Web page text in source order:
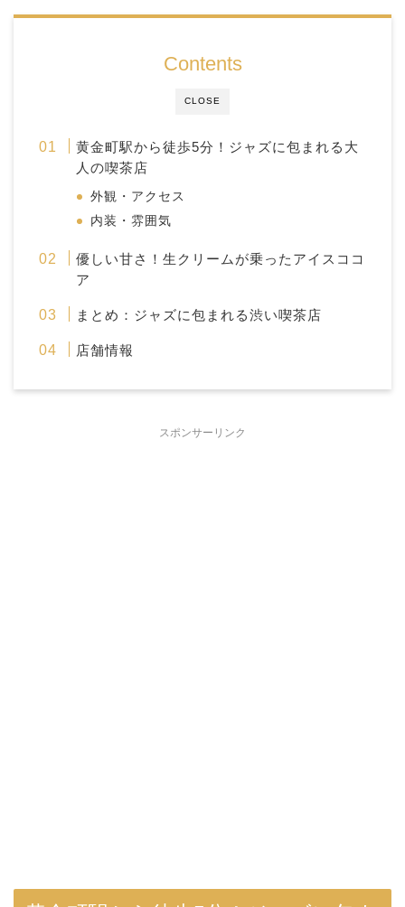
CLOSE
Contents
黄金町駅から徒歩5分！ジャズに包まれる大
人の喫茶店
外観・アクセス
内装・雰囲気
優しい甘さ！生クリームが乗ったアイスココ
ア
まとめ：ジャズに包まれる渋い喫茶店
店舗情報
スポンサーリンク